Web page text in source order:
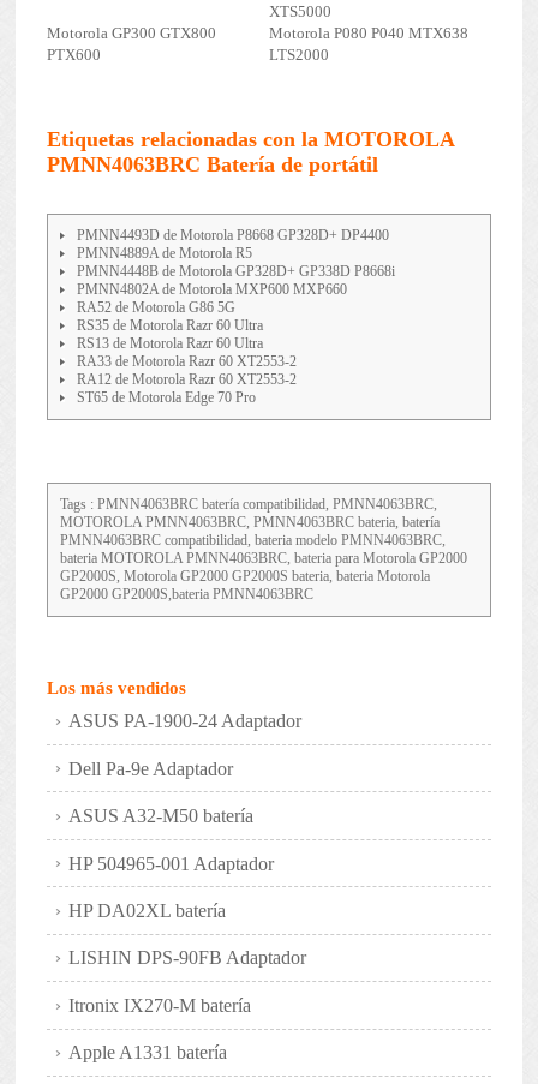
XTS5000
Motorola GP300 GTX800
PTX600
Motorola P080 P040 MTX638
LTS2000
Etiquetas relacionadas con la MOTOROLA
PMNN4063BRC Batería de portátil
PMNN4493D de Motorola P8668 GP328D+ DP4400
PMNN4889A de Motorola R5
PMNN4448B de Motorola GP328D+ GP338D P8668i
PMNN4802A de Motorola MXP600 MXP660
RA52 de Motorola G86 5G
RS35 de Motorola Razr 60 Ultra
RS13 de Motorola Razr 60 Ultra
RA33 de Motorola Razr 60 XT2553-2
RA12 de Motorola Razr 60 XT2553-2
ST65 de Motorola Edge 70 Pro
Tags : PMNN4063BRC batería compatibilidad, PMNN4063BRC,
MOTOROLA PMNN4063BRC, PMNN4063BRC bateria, batería
PMNN4063BRC compatibilidad, bateria modelo PMNN4063BRC,
bateria MOTOROLA PMNN4063BRC, bateria para Motorola GP2000
GP2000S, Motorola GP2000 GP2000S bateria, bateria Motorola
GP2000 GP2000S,bateria PMNN4063BRC
Los más vendidos
ASUS PA-1900-24 Adaptador
Dell Pa-9e Adaptador
ASUS A32-M50 batería
HP 504965-001 Adaptador
HP DA02XL batería
LISHIN DPS-90FB Adaptador
Itronix IX270-M batería
Apple A1331 batería